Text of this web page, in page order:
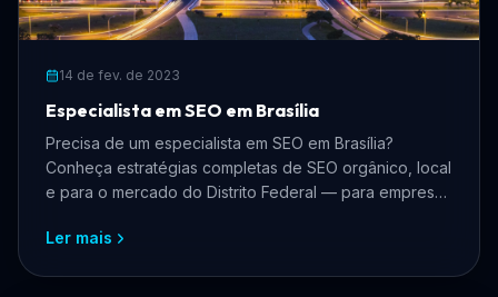
14 de fev. de 2023
Especialista em SEO em Brasília
Precisa de um especialista em SEO em Brasília?
Conheça estratégias completas de SEO orgânico, local
e para o mercado do Distrito Federal — para empresas
dominar os buscadores.
Ler mais